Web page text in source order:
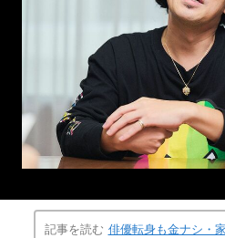
記事を読む 俳優転身も金ナシ・